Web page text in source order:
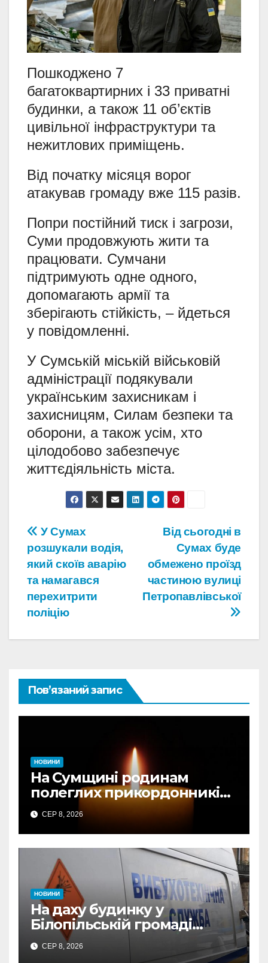
Пошкоджено 7
багатоквартирних і 33 приватні
будинки, а також 11 об’єктів
цивільної інфраструктури та
нежитлових приміщень.
Від початку місяця ворог
атакував громаду вже 115 разів.
Попри постійний тиск і загрози,
Суми продовжують жити та
працювати. Сумчани
підтримують одне одного,
допомагають армії та
зберігають стійкість, – йдеться
у повідомленні.
У Сумській міській військовій
адміністрації подякували
українським захисникам і
захисницям, Силам безпеки та
оборони, а також усім, хто
цілодобово забезпечує
життєдіяльність міста.
Навігація
записів
Від сьогодні в
Сумах буде
обмежено проїзд
частиною вулиці
Петропавлівської
У Сумах
розшукали водія,
який скоїв аварію
та намагався
перехитрити
поліцію
Пов’язаний запис
НОВИНИ
На Сумщині родинам
полеглих прикордонників
передали державні
нагороди та відомчі
відзнаки
СЕР 8, 2026
НОВИНИ
На даху будинку у
Білопільській громаді
знайшли 120-мм міну
СЕР 8, 2026